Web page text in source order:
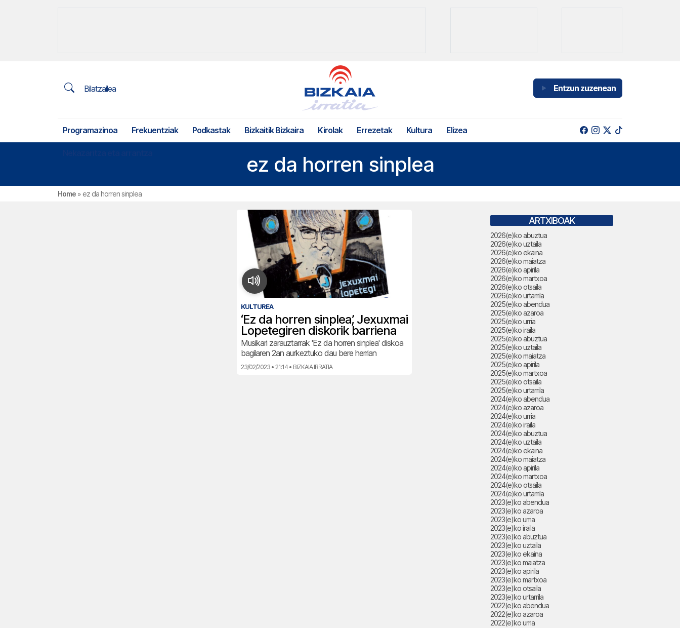
Bilatzailea Entzun zuzenean
Programazinoa Frekuentziak Podkastak Bizkaitik Bizkaira Kirolak Errezetak Kultura Elizea
ez da horren sinplea
Home » ez da horren sinplea
KULTUREA
‘Ez da horren sinplea’, Jexuxmai
Lopetegiren diskorik barriena
Musikari zarauztarrak 'Ez da horren sinplea' diskoa
bagilaren 2an aurkeztuko dau bere herrian
23/02/2023 • 21:14 • BIZKAIA IRRATIA
ARTXIBOAK
2026(e)ko abuztua
2026(e)ko uztaila
2026(e)ko ekaina
2026(e)ko maiatza
2026(e)ko apirila
2026(e)ko martxoa
2026(e)ko otsaila
2026(e)ko urtarrila
2025(e)ko abendua
2025(e)ko azaroa
2025(e)ko urria
2025(e)ko iraila
2025(e)ko abuztua
2025(e)ko uztaila
2025(e)ko maiatza
2025(e)ko apirila
2025(e)ko martxoa
2025(e)ko otsaila
2025(e)ko urtarrila
2024(e)ko abendua
2024(e)ko azaroa
2024(e)ko urria
2024(e)ko iraila
2024(e)ko abuztua
2024(e)ko uztaila
2024(e)ko ekaina
2024(e)ko maiatza
2024(e)ko apirila
2024(e)ko martxoa
2024(e)ko otsaila
2024(e)ko urtarrila
2023(e)ko abendua
2023(e)ko azaroa
2023(e)ko urria
2023(e)ko iraila
2023(e)ko abuztua
2023(e)ko uztaila
2023(e)ko ekaina
2023(e)ko maiatza
2023(e)ko apirila
2023(e)ko martxoa
2023(e)ko otsaila
2023(e)ko urtarrila
2022(e)ko abendua
2022(e)ko azaroa
2022(e)ko urria